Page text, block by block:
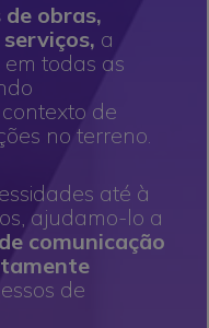
obras,
a
todas as
de
no terreno.
até à
ajudamo-lo a
comunicação
de